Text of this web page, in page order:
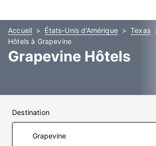
Accueil États-Unis d’Amérique
Texas
Hôtels à Grapevine
Grapevine Hôtels
Destination